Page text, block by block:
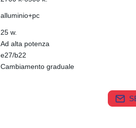
alluminio+pc
25 w.
Ad alta potenza
e27/b22
Cambiamento graduale